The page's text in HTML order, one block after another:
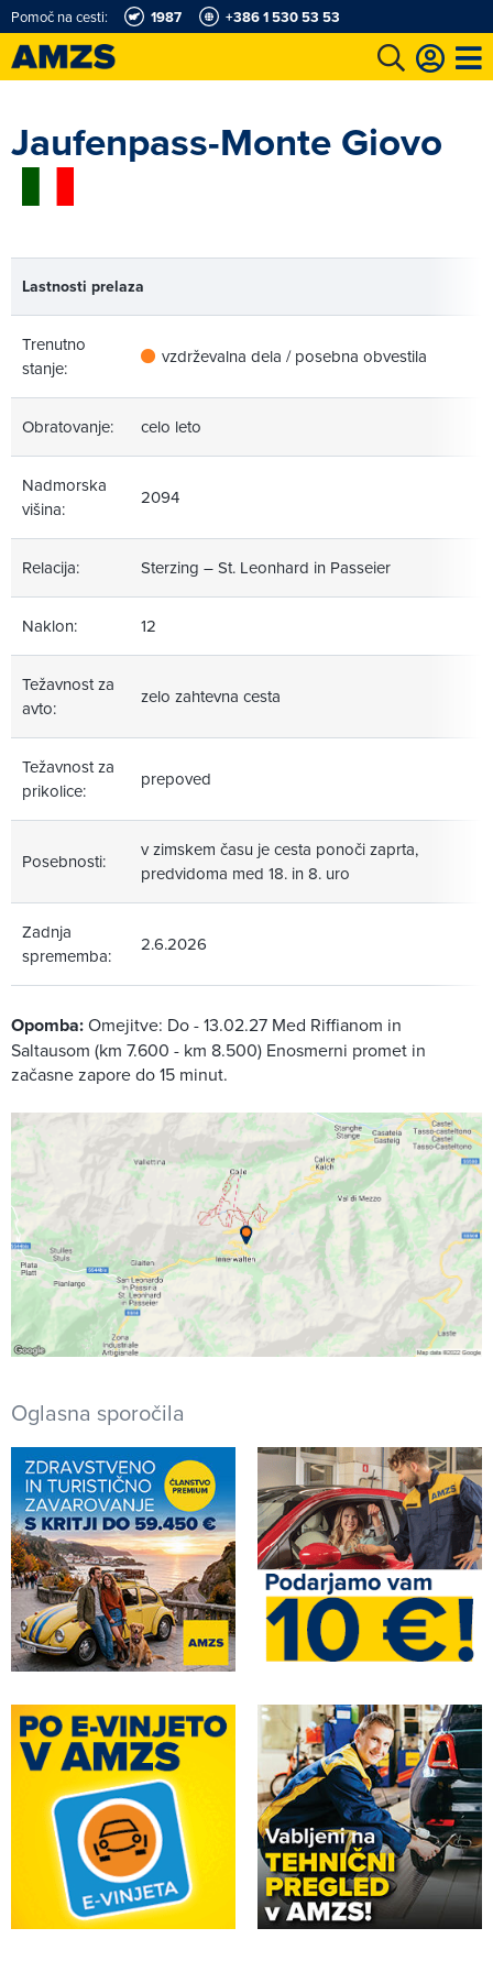
Pomoč na cesti: 1987 +386 1 530 53 53
Jaufenpass-Monte Giovo
Trenutno
stanje:
vzdrževalna dela / posebna obvestila
Obratovanje: celo leto
Nadmorska
višina:
2094
Relacija: Sterzing – St. Leonhard in Passeier
Naklon: 12
Težavnost za
avto:
zelo zahtevna cesta
Težavnost za
prikolice:
prepoved
Posebnosti:
v zimskem času je cesta ponoči zaprta,
predvidoma med 18. in 8. uro
Zadnja
sprememba:
2.6.2026
Lastnosti prelaza
Opomba:Omejitve: Do - 13.02.27 Med Riffianom in
Saltausom (km 7.600 - km 8.500) Enosmerni promet in
začasne zapore do 15 minut.
Oglasna sporočila